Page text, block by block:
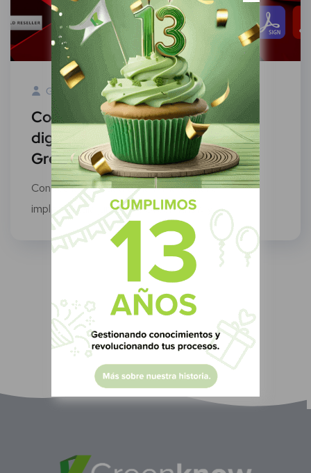
Green Know 14 Febrero, 2022
Conoce la legalidad de la firma
digital e impleméntala junto con
Green Know y Adobe Sign
Conoce la legalidad de la firma digital e
impleméntala junto con Green Know y...